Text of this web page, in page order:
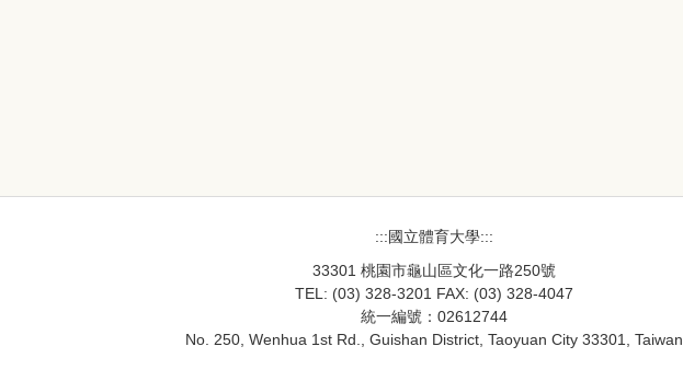
:::國立體育大學:::
33301 桃園市龜山區文化一路250號
TEL: (03) 328-3201 FAX: (03) 328-4047
統一編號：02612744
No. 250, Wenhua 1st Rd., Guishan District, Taoyuan City 33301, Taiwan